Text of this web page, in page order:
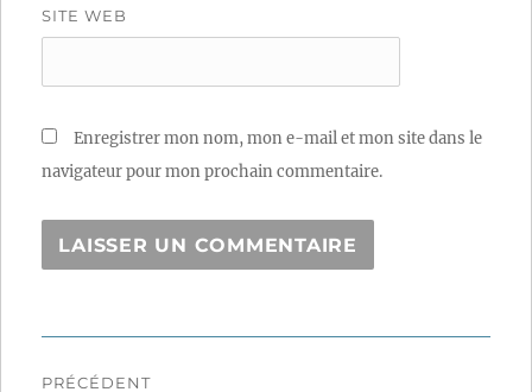
SITE WEB
Enregistrer mon nom, mon e-mail et mon site dans le
navigateur pour mon prochain commentaire.
PRÉCÉDENT